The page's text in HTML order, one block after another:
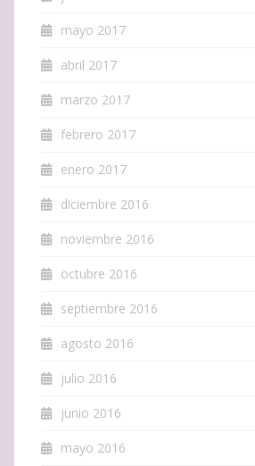
mayo 2017
abril 2017
marzo 2017
febrero 2017
enero 2017
diciembre 2016
noviembre 2016
octubre 2016
septiembre 2016
agosto 2016
julio 2016
junio 2016
mayo 2016